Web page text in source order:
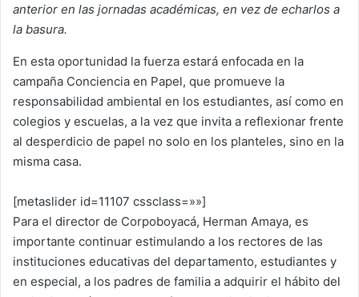
anterior en las jornadas académicas, en vez de echarlos a
la basura.
En esta oportunidad la fuerza estará enfocada en la
campaña Conciencia en Papel, que promueve la
responsabilidad ambiental en los estudiantes, así como en
colegios y escuelas, a la vez que invita a reflexionar frente
al desperdicio de papel no solo en los planteles, sino en la
misma casa.
[metaslider id=11107 cssclass=»»]
Para el director de Corpoboyacá, Herman Amaya, es
importante continuar estimulando a los rectores de las
instituciones educativas del departamento, estudiantes y
en especial, a los padres de familia a adquirir el hábito del